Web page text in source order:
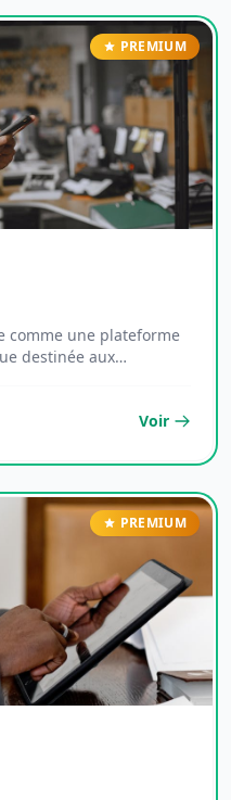
PREMIUM
comme une plateforme
destinée aux
Voir
PREMIUM